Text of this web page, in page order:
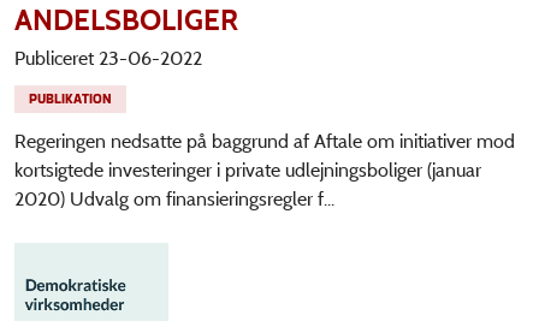
ANDELSBOLIGER
Publiceret 23-06-2022
PUBLIKATION
Regeringen nedsatte på baggrund af Aftale om initiativer mod
kortsigtede investeringer i private udlejningsboliger (januar
2020) Udvalg om finansieringsregler f...